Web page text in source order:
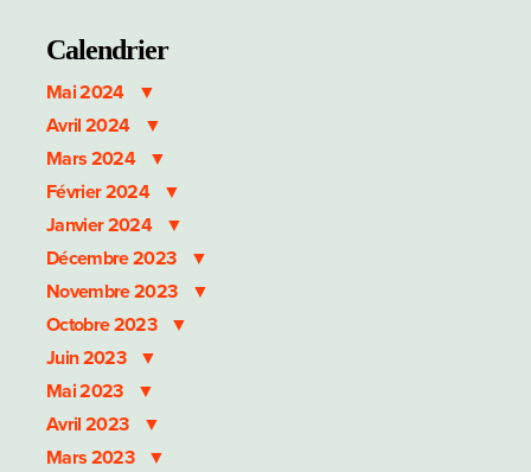
Calendrier
Mai 2024
Avril 2024
Mars 2024
Février 2024
Janvier 2024
Décembre 2023
Novembre 2023
Octobre 2023
Juin 2023
Mai 2023
Avril 2023
Mars 2023